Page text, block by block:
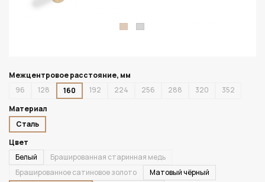
Межцентровое расстояние, мм
96
128 160 192 224 256 288 320
352
Материал
Сталь
Цвет
Белый
Брашированная старинная медь
Брашированное сатиновое золото
Матовый чёрный